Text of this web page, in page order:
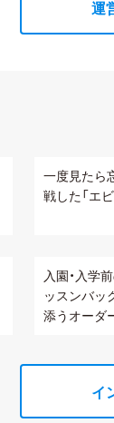
運
一度見たら
戦した「エ
入園・入学
ッスンバッ
添うオーダ
イ